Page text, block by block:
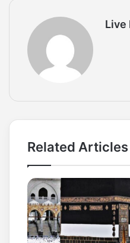
Live
Related Articles